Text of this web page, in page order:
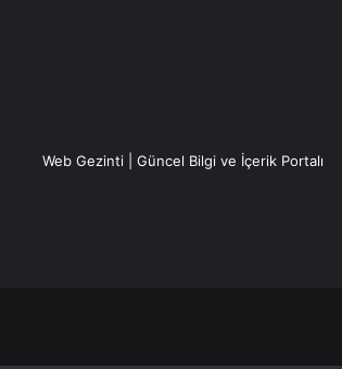
Web Gezinti | Güncel Bilgi ve İçerik Portalı